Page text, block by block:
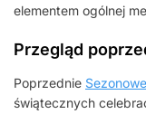
elementem ogólnej
Przegląd
Poprzednie
świątecznych